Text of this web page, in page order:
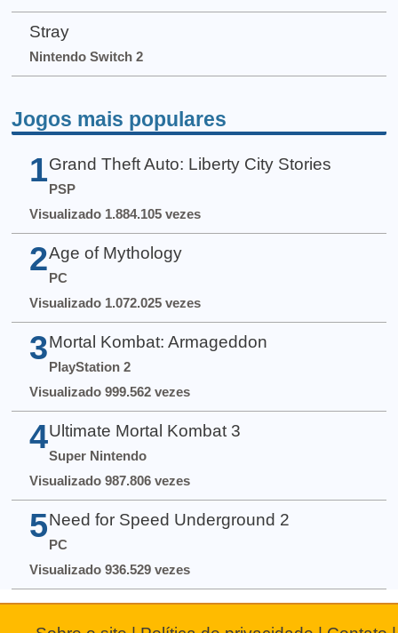
Stray
Nintendo Switch 2
Jogos mais populares
1 Grand Theft Auto: Liberty City Stories
PSP
Visualizado 1.884.105 vezes
2 Age of Mythology
PC
Visualizado 1.072.025 vezes
3 Mortal Kombat: Armageddon
PlayStation 2
Visualizado 999.562 vezes
4 Ultimate Mortal Kombat 3
Super Nintendo
Visualizado 987.806 vezes
5 Need for Speed Underground 2
PC
Visualizado 936.529 vezes